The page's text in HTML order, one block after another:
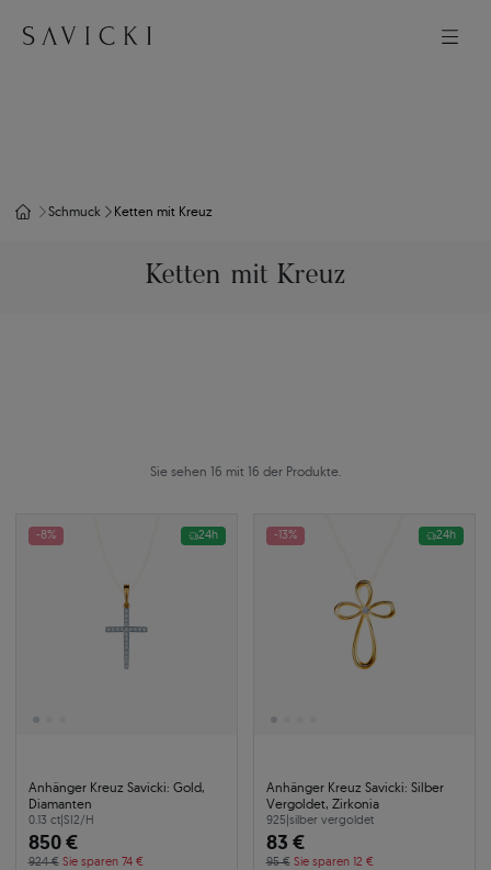
Schmuck Ketten mit Kreuz
Ketten mit Kreuz
Sie sehen 16 mit 16 der Produkte.
-8% 24h
Anhänger Kreuz Savicki: Gold,
Diamanten
0.13 ct|SI2/H
850 €
924 € Sie sparen 74 €
-13% 24h
Anhänger Kreuz Savicki: Silber
Vergoldet, Zirkonia
925|silber vergoldet
83 €
95 € Sie sparen 12 €